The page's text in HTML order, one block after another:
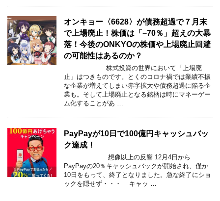
オンキョー〈6628〉が債務超過で７月末
で上場廃止！株価は「−70％」超えの大暴
落！今後のONKYOの株価や上場廃止回避
の可能性はあるのか？
株式投資の世界において「上場廃
止」はつきものです。とくのコロナ禍では業績不振
な企業が増えてしまい赤字拡大や債務超過に陥る企
業も。そして上場廃止となる銘柄は時にマネーゲー
ム化することがあ …
PayPayが10日で100億円キャッシュバッ
ク達成！
想像以上の反響 12月4日から
PayPayの20％キャッシュバックが開始され、僅か
10日をもって、終了となりました。急な終了にショ
ックを隠せず・・・ キャッ …